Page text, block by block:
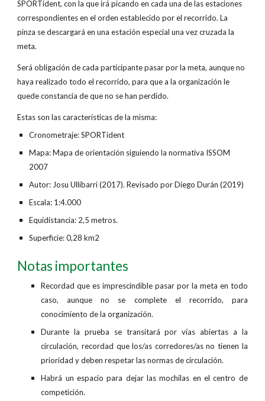
SPORTident, con la que irá picando en cada una de las estaciones
correspondientes en el orden establecido por el recorrido. La
pinza se descargará en una estación especial una vez cruzada la
meta.
Será obligación de cada participante pasar por la meta, aunque no
haya realizado todo el recorrido, para que a la organización le
quede constancia de que no se han perdido.
Estas son las características de la misma:
Cronometraje: SPORTident
Mapa: Mapa de orientación siguiendo la normativa ISSOM
2007
Autor: Josu Ullibarri (2017). Revisado por Diego Durán (2019)
Escala: 1:4.000
Equidistancia: 2,5 metros.
Superficie: 0,28 km2
Notas importantes
Recordad que es imprescindible pasar por la meta en todo
caso, aunque no se complete el recorrido, para
conocimiento de la organización.
Durante la prueba se transitará por vías abiertas a la
circulación, recordad que los/as corredores/as no tienen la
prioridad y deben respetar las normas de circulación.
Habrá un espacio para dejar las mochilas en el centro de
competición.